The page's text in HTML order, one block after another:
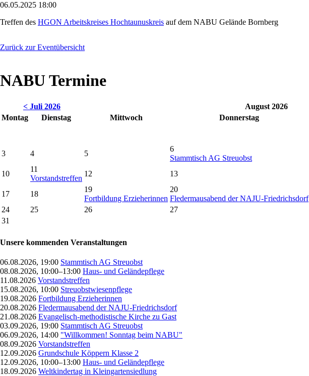
06.05.2025 18:00
Treffen des HGON Arbeitskreises Hochtaunuskreis auf dem NABU Gelände Bornberg
Zurück zur Eventübersicht
NABU Termine
< Juli 2026 August 2026
Montag
Dienstag Mittwoch Donnerstag
3
4 5
6
Stammtisch AG Streuobst
10
11
Vorstandstreffen
12 13
17 18
19
Fortbildung Erzieherinnen
20
Fledermausabend der NAJU-Friedrichsdorf
24
25 26 27
31
Unsere kommenden Veranstaltungen
06.08.2026, 19:00 Stammtisch AG Streuobst
08.08.2026, 10:00–13:00 Haus- und Geländepflege
11.08.2026 Vorstandstreffen
15.08.2026, 10:00 Streuobstwiesenpflege
19.08.2026 Fortbildung Erzieherinnen
20.08.2026 Fledermausabend der NAJU-Friedrichsdorf
21.08.2026 Evangelisch-methodistische Kirche zu Gast
03.09.2026, 19:00 Stammtisch AG Streuobst
06.09.2026, 14:00 "Willkommen! Sonntag beim NABU"
08.09.2026 Vorstandstreffen
12.09.2026 Grundschule Köppern Klasse 2
12.09.2026, 10:00–13:00 Haus- und Geländepflege
18.09.2026 Weltkindertag in Kleingartensiedlung